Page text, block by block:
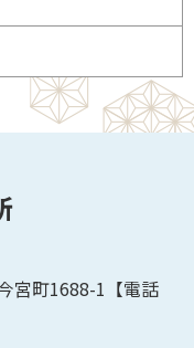
宮町1688-1【電話